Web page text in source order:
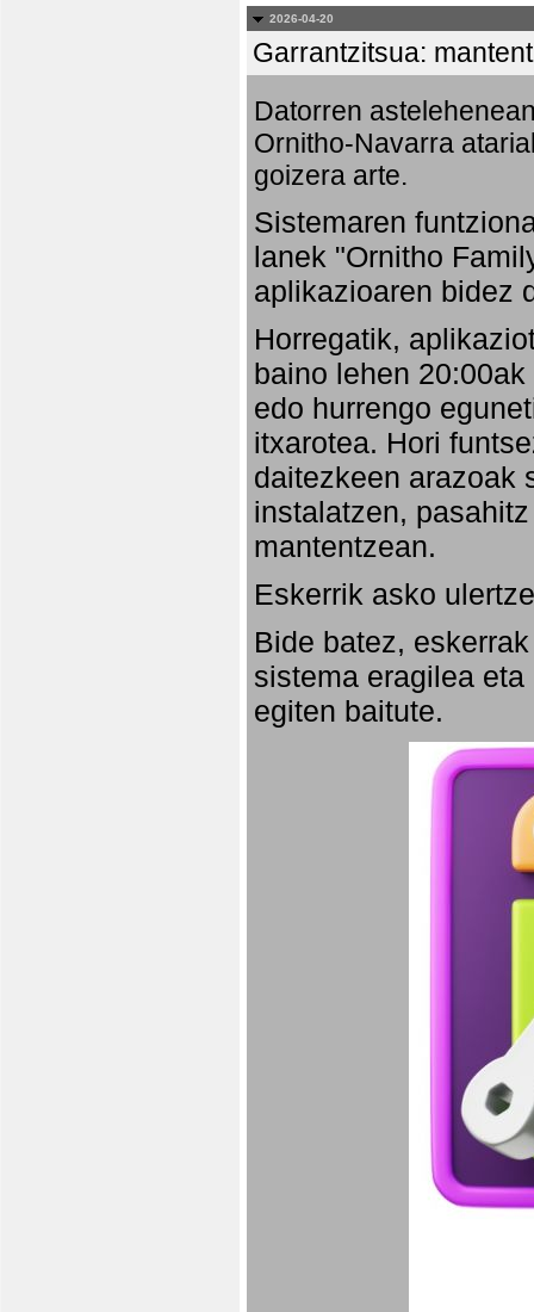
2026-04-20
Garrantzitsua:
Datorren
Ornitho-Navarra
goizera arte.
Sistemaren
lanek "Ornitho
aplikazioaren bidez
Horregatik,
baino lehen
edo hurrengo
itxarotea. Hori
daitezkeen arazoak
instalatzen,
mantentzean.
Eskerrik asko
Bide batez,
sistema eragilea
egiten baitute.